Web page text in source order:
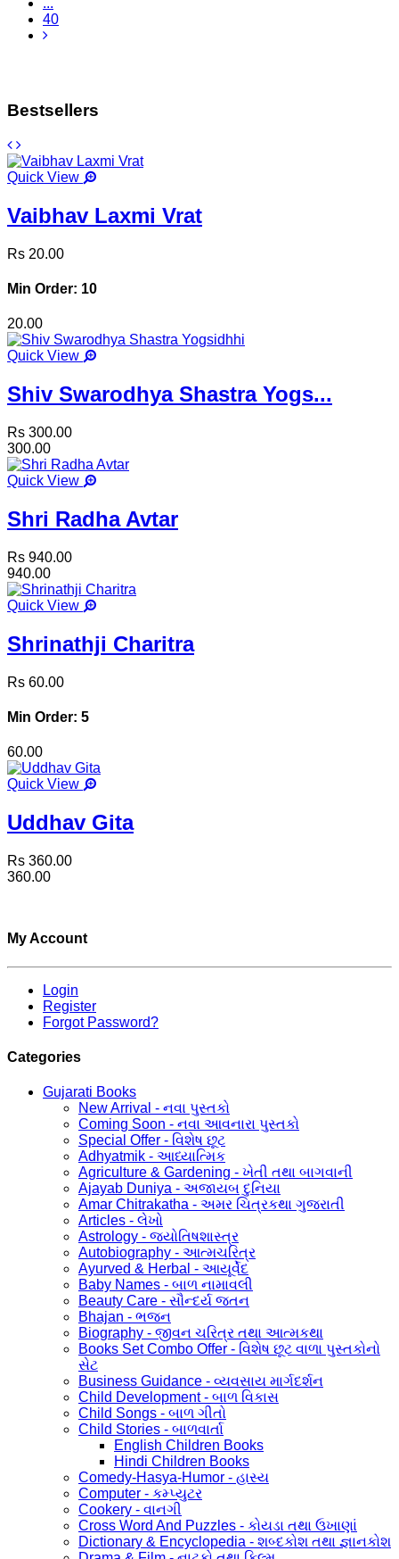
40
Bestsellers
Quick View
Vaibhav Laxmi Vrat
Rs 20.00
Min Order: 10
20.00
Quick View
Shiv Swarodhya Shastra Yogs...
Rs 300.00
300.00
Quick View
Shri Radha Avtar
Rs 940.00
940.00
Quick View
Shrinathji Charitra
Rs 60.00
Min Order: 5
60.00
Quick View
Uddhav Gita
Rs 360.00
360.00
My Account
Login
Register
Forgot Password?
Categories
Gujarati Books
New Arrival - નવા પુસ્તકો
Coming Soon - નવા આવનારા પુસ્તકો
Special Offer - વિશેષ છૂટ
Adhyatmik - આધ્યાત્મિક
Agriculture & Gardening - ખેતી તથા બાગવાની
Ajayab Duniya - અજાયબ દુનિયા
Amar Chitrakatha - અમર ચિત્રકથા ગુજરાતી
Articles - લેખો
Astrology - જ્યોતિષશાસ્ત્ર
Autobiography - આત્મચરિત્ર
Ayurved & Herbal - આયૂર્વેદ
Baby Names - બાળ નામાવલી
Beauty Care - સૌન્દર્ય જતન
Bhajan - ભજન
Biography - જીવન ચરિત્ર તથા આત્મકથા
Books Set Combo Offer - વિશેષ છૂટ વાળા પુસ્તકોનો
સેટ
Business Guidance - વ્યવસાય માર્ગદર્શન
Child Development - બાળ વિકાસ
Child Songs - બાળ ગીતો
Child Stories - બાળવાર્તા
English Children Books
Hindi Children Books
Comedy-Hasya-Humor - હાસ્ય
Computer - કમ્પ્યુટર
Cookery - વાનગી
Cross Word And Puzzles - કોયડા તથા ઉખાણાં
Dictionary & Encyclopedia - શબ્દકોશ તથા જ્ઞાનકોશ